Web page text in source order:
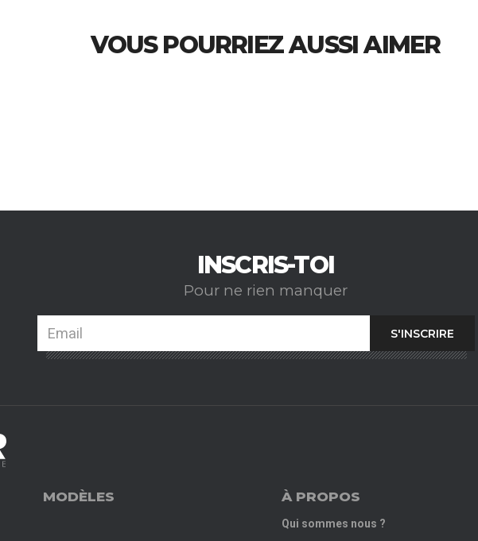
VOUS POURRIEZ AUSSI AIMER
INSCRIS-TOI
Pour ne rien manquer
MODÈLES À PROPOS
Qui sommes nous ?